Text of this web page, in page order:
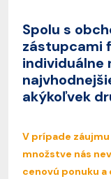
Spolu s
zástupcami
individuálne
akýkoľvek
V prípade
množstve nás
cenovú ponuku